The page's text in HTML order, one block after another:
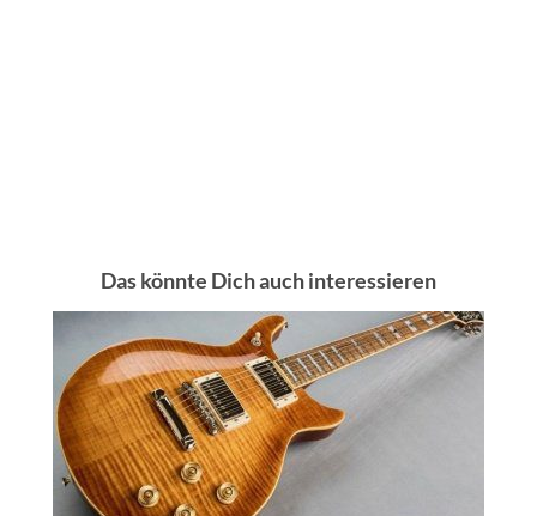
Das könnte Dich auch interessieren